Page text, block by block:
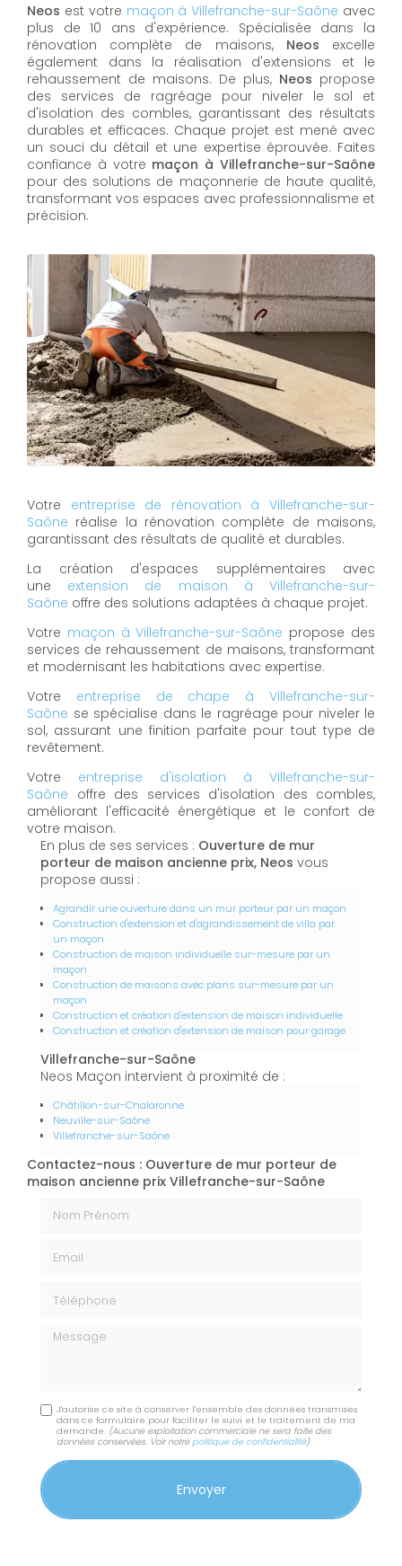
Neos est votre maçon à Villefranche-sur-Saône avec
plus de 10 ans d'expérience. Spécialisée dans la
rénovation complète de maisons, Neos excelle
également dans la réalisation d'extensions et le
rehaussement de maisons. De plus, Neos propose
des services de ragréage pour niveler le sol et
d'isolation des combles, garantissant des résultats
durables et efficaces. Chaque projet est mené avec
un souci du détail et une expertise éprouvée. Faites
confiance à votre maçon à Villefranche-sur-Saône
pour des solutions de maçonnerie de haute qualité,
transformant vos espaces avec professionnalisme et
précision.
Votre entreprise de rénovation à Villefranche-sur-
Saône réalise la rénovation complète de maisons,
garantissant des résultats de qualité et durables.
La création d'espaces supplémentaires avec
une extension de maison à Villefranche-sur-
Saône offre des solutions adaptées à chaque projet.
Votre maçon à Villefranche-sur-Saône propose des
services de rehaussement de maisons, transformant
et modernisant les habitations avec expertise.
Votre entreprise de chape à Villefranche-sur-
Saône se spécialise dans le ragréage pour niveler le
sol, assurant une finition parfaite pour tout type de
revêtement.
Votre entreprise d'isolation à Villefranche-sur-
Saône offre des services d'isolation des combles,
améliorant l'efficacité énergétique et le confort de
votre maison.
En plus de ses services : Ouverture de mur
porteur de maison ancienne prix, Neos vous
propose aussi :
Agrandir une ouverture dans un mur porteur par un maçon
Construction d'extension et d'agrandissement de villa par
un maçon
Construction de maison individuelle sur-mesure par un
maçon
Construction de maisons avec plans sur-mesure par un
maçon
Construction et création d'extension de maison individuelle
Construction et création d'extension de maison pour garage
Villefranche-sur-Saône
Neos Maçon intervient à proximité de :
Châtillon-sur-Chalaronne
Neuville-sur-Saône
Villefranche-sur-Saône
Contactez-nous : Ouverture de mur porteur de
maison ancienne prix Villefranche-sur-Saône
Message
J'autorise ce site à conserver l'ensemble des données transmises
dans ce formulaire pour faciliter le suivi et le traitement de ma
demande. (Aucune exploitation commerciale ne sera faite des
données conservées. Voir notre politique de confidentialité)